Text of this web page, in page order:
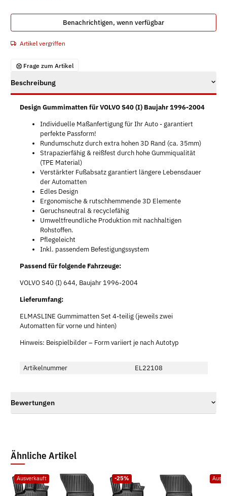
Benachrichtigen, wenn verfügbar
Artikel vergriffen
Frage zum Artikel
Beschreibung
Design Gummimatten für VOLVO S40 (I) Baujahr 1996-2004
Individuelle Maßanfertigung für Ihr Auto - garantiert
perfekte Passform!
Rundumschutz durch extra hohen 3D Rand (ca. 35mm)
Strapazierfähig & reißfest durch hohe Gummiqualität
(TPE Material)
Verstärkter Fußabsatz garantiert längere Lebensdauer
der Automatten
Edles Design
Ergonomische & rutschhemmende 3D Elemente
Geruchsneutral & recyclefähig
Umweltfreundliche Produktion mit nachhaltigen
Rohstoffen.
Pflegeleicht
Inkl. passendem Befestigungssystem
Passend für folgende Fahrzeuge:
VOLVO S40 (I) 644, Baujahr 1996-2004
Lieferumfang:
ELMASLINE Gummimatten Set 4-teilig (jeweils zwei
Automatten für vorne und hinten)
Hinweis: Beispielbilder – Form variiert je nach Autotyp
Artikelnummer EL22108
Bewertungen
Ähnliche Artikel
Ausverkauft -25%